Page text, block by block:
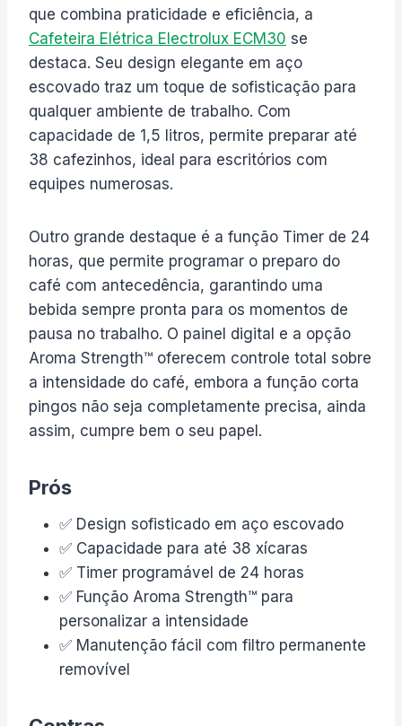
que combina praticidade e eficiência, a
Cafeteira Elétrica Electrolux ECM30 se
destaca. Seu design elegante em aço
escovado traz um toque de sofisticação para
qualquer ambiente de trabalho. Com
capacidade de 1,5 litros, permite preparar até
38 cafezinhos, ideal para escritórios com
equipes numerosas.
Outro grande destaque é a função Timer de 24
horas, que permite programar o preparo do
café com antecedência, garantindo uma
bebida sempre pronta para os momentos de
pausa no trabalho. O painel digital e a opção
Aroma Strength™ oferecem controle total sobre
a intensidade do café, embora a função corta
pingos não seja completamente precisa, ainda
assim, cumpre bem o seu papel.
Prós
✅ Design sofisticado em aço escovado
✅ Capacidade para até 38 xícaras
✅ Timer programável de 24 horas
✅ Função Aroma Strength™ para
personalizar a intensidade
✅ Manutenção fácil com filtro permanente
removível